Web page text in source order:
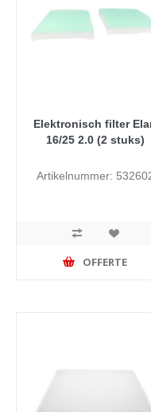
Elektronisch filter
16/25 2.0 (2 stuks)
Artikelnummer:
OFFERTE